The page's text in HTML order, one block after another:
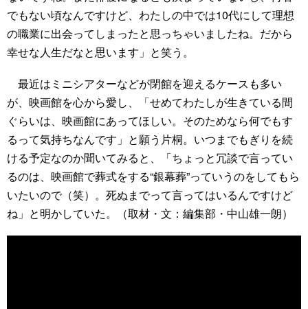
でもない頃なんですけど、わたしの中では10代にして理想
の職業に出会ってしまったと思っちゃいましたね。だから
幸せな人生だなと思います」と笑う。
最近はミニシアターなどが閉館を迎えるケースも多い
が、映画館を心から愛し、「せめてわたしが生きている間
ぐらいは、映画館にあってほしい。そのためなら何でもす
るって気持ちなんです」と願う片桐。いつまでもぎりを続
ける予定なのか聞いてみると、「ちょっと冗談で言ってい
るのは、映画館で葬式をする“銀幕葬”っていうのをしてもら
いたいので（笑）。死ぬまでって言ってはいるんですけど
ね」と明かしていた。（取材・文：編集部・中山雄一朗）